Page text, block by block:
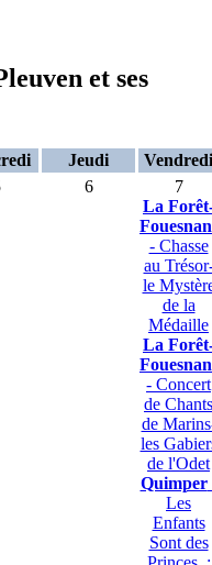
et ses
Jeudi
Vendredi
6
7
La
- Chasse
au
le
de la
Médaille
La
- Concert
de Chants
de
les
de l'Odet
Quimper
Les
Enfants
Sont des